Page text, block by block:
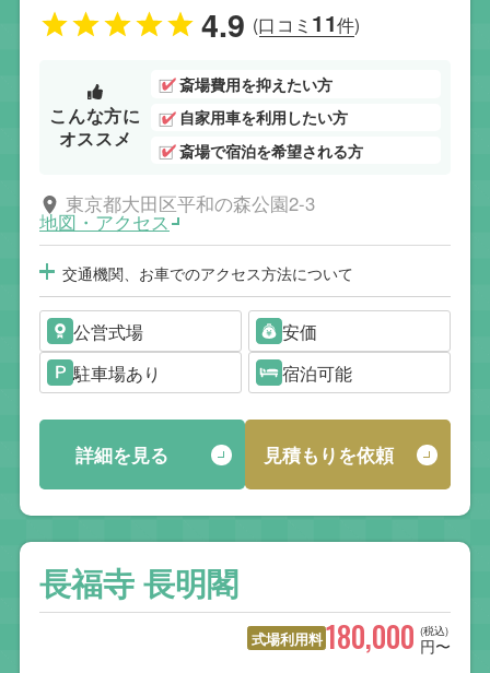
4.9 (口コミ 11件)
こんな方に
オススメ
斎場費用を抑えたい方
自家用車を利用したい方
斎場で宿泊を希望される方
東京都大田区平和の森公園2-3
地図・アクセス
交通機関、お車でのアクセス方法について
公営式場
安価
駐車場あり
宿泊可能
詳細を見る 見積もりを依頼
長福寺 長明閣
式場利用料 (税込)
180,000 円〜